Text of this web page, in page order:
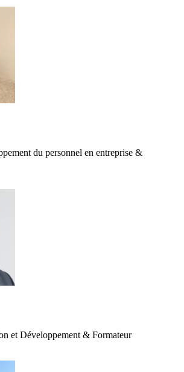
du personnel en entreprise &
et Développement & Formateur